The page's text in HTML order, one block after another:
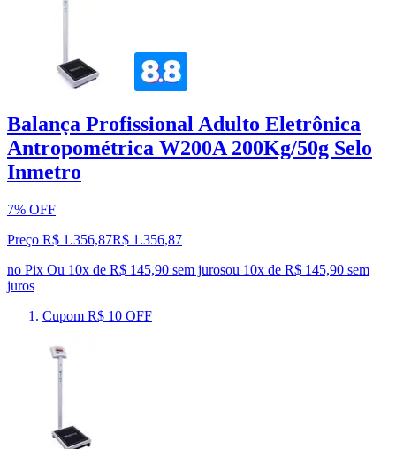
Balança Profissional Adulto Eletrônica
Antropométrica W200A 200Kg/50g Selo
Inmetro
7% OFF
Preço R$ 1.356,87R$ 1.356,87
no Pix Ou 10x de R$ 145,90 sem jurosou 10x de R$ 145,90 sem
juros
Cupom R$ 10 OFF